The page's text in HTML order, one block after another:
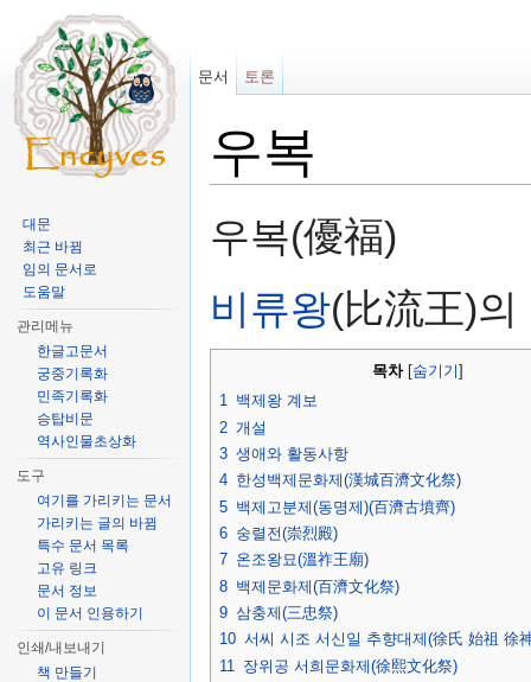
우복
우복(優福)
비류왕(比流王)
목차[ 숨기기
1 백제왕 계보
2 개설
3 생애와 활동사항
4 한성백제문화제(漢城百濟文化祭)
5 백제고분제(동명제)(百濟古墳齊)
6 숭렬전(崇烈殿)
7 온조왕묘(溫祚王廟)
8 백제문화제(百濟文化祭)
9 삼충제(三忠祭)
10 서씨 시조 서신일 추향대제(徐氏 始祖 徐
11
장위공 서희문화제(徐熙文化祭)
문서 토론
대문
최근 바뀜
임의 문서로
도움말
관리메뉴
한글고문서
궁중기록화
민족기록화
승탑비문
역사인물초상화
도구
여기를 가리키는 문서
가리키는 글의 바뀜
특수 문서 목록
고유 링크
문서 정보
이 문서 인용하기
인쇄/내보내기
책 만들기